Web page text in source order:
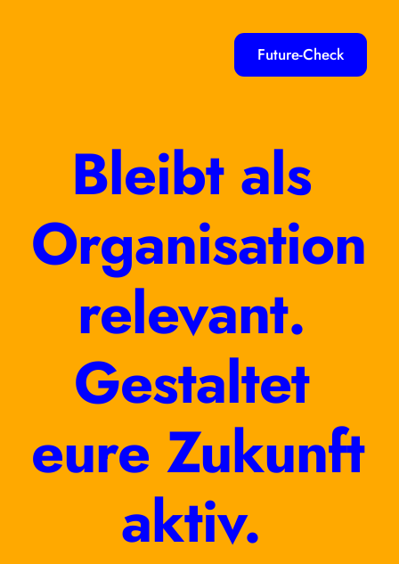
Future-Check
Bleibt als
Organisation
relevant.
Gestaltet
eure Zukunft
aktiv.